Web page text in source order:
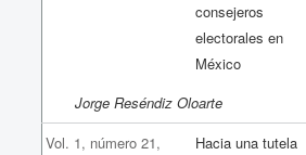
consejeros
electorales en
México
Jorge Reséndiz Oloarte
Vol. 1, número 21,
Hacia una tutela